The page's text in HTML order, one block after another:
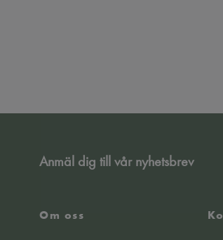
Anmäl dig till vår nyhetsbrev
Om oss